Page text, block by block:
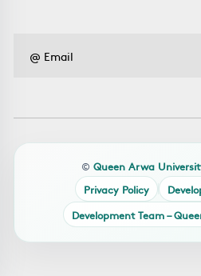
© Queen Arwa
Privacy Policy
Development Team –